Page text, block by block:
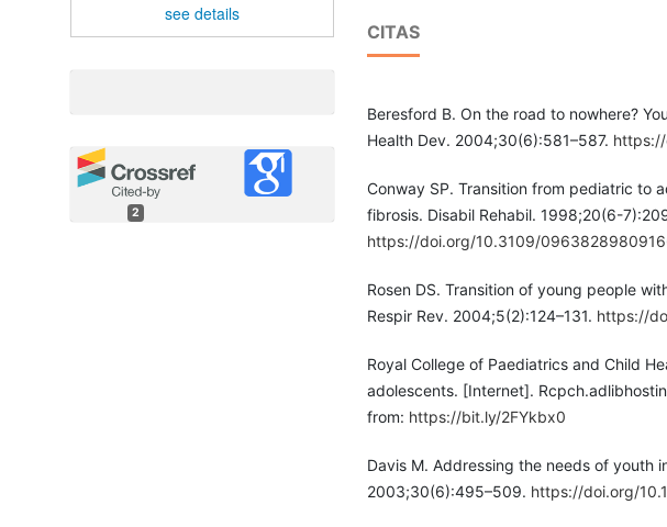
see details
2
CITAS
Beresford B. On the road to nowhere?
Health Dev. 2004;30(6):581–587.
Conway SP. Transition from pediatric to
fibrosis. Disabil Rehabil. 1998;20(6-
https://doi.org/10.3109/
Rosen DS. Transition of young people
Respir Rev. 2004;5(2):124–131. https://
Royal College of Paediatrics and Child
adolescents. [Internet].
from: https://bit.ly/2FYkbx0
Davis M. Addressing the needs of youth
2003;30(6):495–509. https://doi.org/